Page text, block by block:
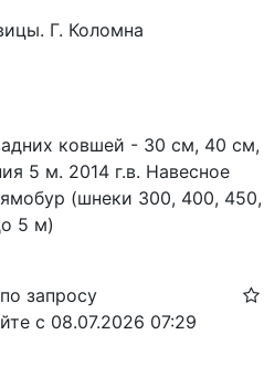
Г. Коломна
ковшей - 30 см, 40 см,
5 м. 2014 г.в. Навесное
(шнеки 300, 400, 450,
5 м)
запросу
с 08.07.2026 07:29